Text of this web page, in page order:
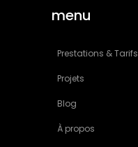
menu
Prestations & Tarifs
Projets
Blog
À propos